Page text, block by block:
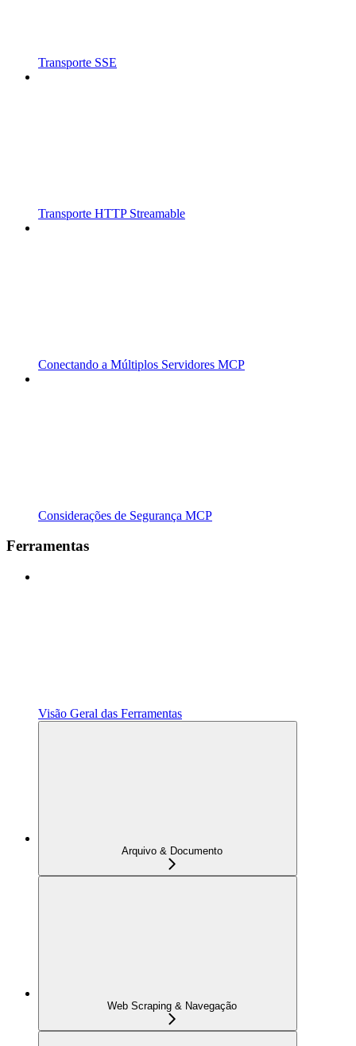
Transporte SSE
Transporte HTTP Streamable
Conectando a Múltiplos Servidores MCP
Considerações de Segurança MCP
Ferramentas
Visão Geral das Ferramentas
Arquivo & Documento
Web Scraping & Navegação